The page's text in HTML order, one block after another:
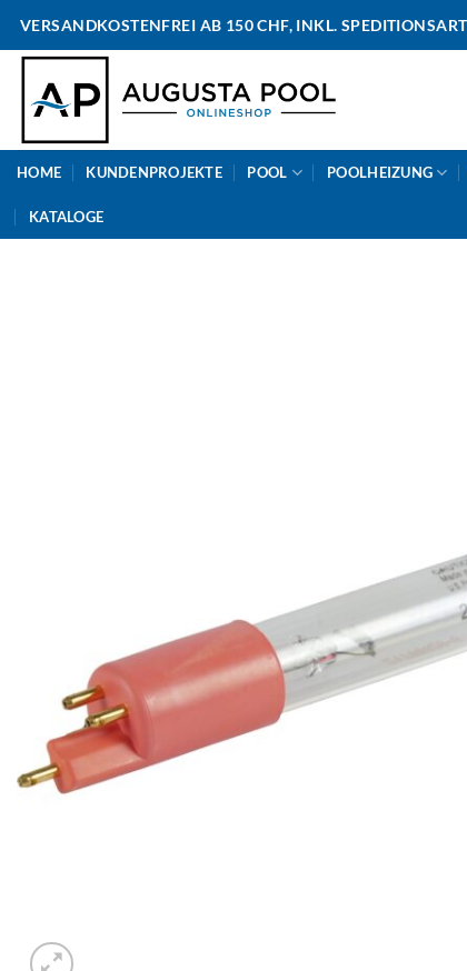
VERSANDKOSTENFREI AB 150 CHF, INKL.
HOME KUNDENPROJEKTE POOL POOLHEIZUNG
KATALOGE